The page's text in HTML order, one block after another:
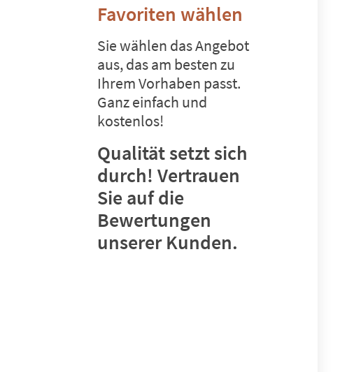
Favoriten wählen
Sie wählen das Angebot
aus, das am besten zu
Ihrem Vorhaben passt.
Ganz einfach und
kostenlos!
Qualität setzt sich
durch! Vertrauen
Sie auf die
Bewertungen
unserer Kunden.